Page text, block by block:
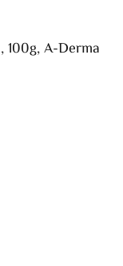
100g, A-Derma